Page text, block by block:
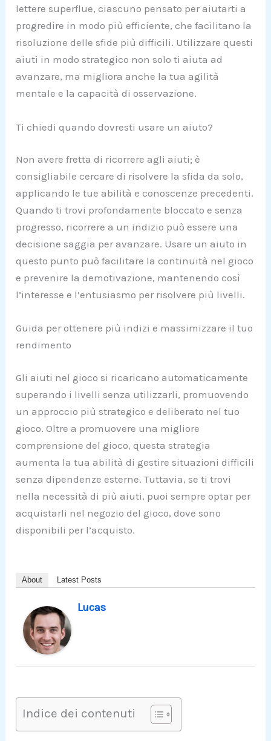
lettere superflue, ciascuno pensato per aiutarti a
progredire in modo più efficiente, che facilitano la
risoluzione delle sfide più difficili. Utilizzare questi
aiuti in modo strategico non solo ti aiuta ad
avanzare, ma migliora anche la tua agilità
mentale e la capacità di osservazione.
Ti chiedi quando dovresti usare un aiuto?
Non avere fretta di ricorrere agli aiuti; è
consigliabile cercare di risolvere la sfida da solo,
applicando le tue abilità e conoscenze precedenti.
Quando ti trovi profondamente bloccato e senza
progresso, ricorrere a un indizio può essere una
decisione saggia per avanzare. Usare un aiuto in
questo punto può facilitare la continuità nel gioco
e prevenire la demotivazione, mantenendo così
l’interesse e l’entusiasmo per risolvere più livelli.
Guida per ottenere più indizi e massimizzare il tuo
rendimento
Gli aiuti nel gioco si ricaricano automaticamente
superando i livelli senza utilizzarli, promuovendo
un approccio più strategico e deliberato nel tuo
gioco. Oltre a promuovere una migliore
comprensione del gioco, questa strategia
aumenta la tua abilità di gestire situazioni difficili
senza dipendenze esterne. Tuttavia, se ti trovi
nella necessità di più aiuti, puoi sempre optar per
acquistarli nel negozio del gioco, dove sono
disponibili per l’acquisto.
About Latest Posts
Lucas
Indice dei contenuti